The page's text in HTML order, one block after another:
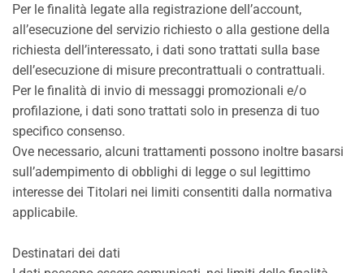
Per le finalità legate alla registrazione dell’account,
all’esecuzione del servizio richiesto o alla gestione della
richiesta dell’interessato, i dati sono trattati sulla base
dell’esecuzione di misure precontrattuali o contrattuali.
Per le finalità di invio di messaggi promozionali e/o
profilazione, i dati sono trattati solo in presenza di tuo
specifico consenso.
Ove necessario, alcuni trattamenti possono inoltre basarsi
sull’adempimento di obblighi di legge o sul legittimo
interesse dei Titolari nei limiti consentiti dalla normativa
applicabile.
Destinatari dei dati